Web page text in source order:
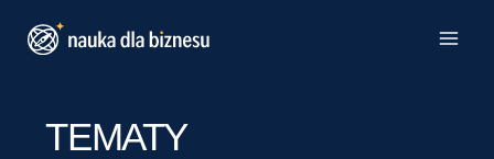
TEMATY